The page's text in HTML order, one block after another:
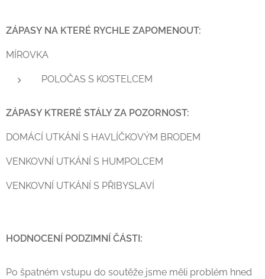
ZÁPASY NA KTERÉ RYCHLE ZAPOMENOUT:
MÍROVKA
POLOČAS S KOSTELCEM
ZÁPASY KTRERÉ STÁLY ZA POZORNOST:
DOMÁCÍ UTKÁNÍ S HAVLÍČKOVÝM BRODEM
VENKOVNÍ UTKÁNÍ S HUMPOLCEM
VENKOVNÍ UTKÁNÍ S PŘIBYSLAVÍ
HODNOCENÍ PODZIMNÍ ČÁSTI:
Po špatném vstupu do soutěže jsme měli problém hned